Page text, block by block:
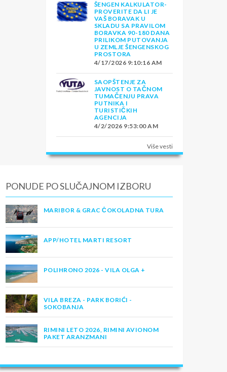
ŠENGEN KALKULATOR-
PROVERITE DA LI JE
VAŠ BORAVAK U
SKLADU SA PRAVILOM
BORAVKA 90-180 DANA
PRILIKOM PUTOVANJA
U ZEMLJE ŠENGENSKOG
PROSTORA
4/17/2026 9:10:16 AM
SAOPŠTENJE ZA
JAVNOST O TAČNOM
TUMAČENJU PRAVA
PUTNIKA I
TURISTIČKIH
AGENCIJA
4/2/2026 9:53:00 AM
Više vesti
PONUDE PO SLUČAJNOM IZBORU
MARIBOR & GRAC ČOKOLADNA TURA
APP/HOTEL MARTI RESORT
POLIHRONO 2026 - VILA OLGA +
VILA BREZA - PARK BORIĆI -
SOKOBANJA
RIMINI LETO 2026, RIMINI AVIONOM
PAKET ARANZMANI